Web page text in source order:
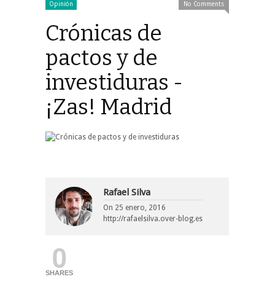
Opinión No Comments
Crónicas de
pactos y de
investiduras -
¡Zas! Madrid
Rafael Silva
On 25 enero, 2016
http://rafaelsilva.over-blog.es
0
SHARES